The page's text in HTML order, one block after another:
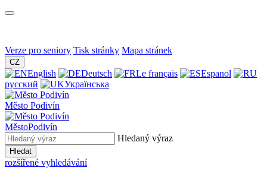
Verze pro seniory Tisk stránky Mapa stránek
CZ
English Deutsch Le français
Espanol
русский
Українська
Město Podivín
MěstoPodivín
Hledaný výraz
Hledat
rozšířené vyhledávání